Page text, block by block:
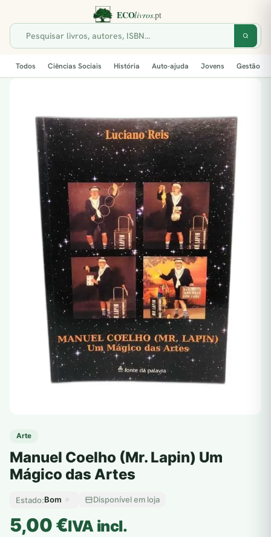
Todos Ciências Sociais História Auto-ajuda Jovens Gestão
Arte
Manuel Coelho (Mr. Lapin) Um
Mágico das Artes
Estado:Bom Disponível em loja
5,00€IVA incl.